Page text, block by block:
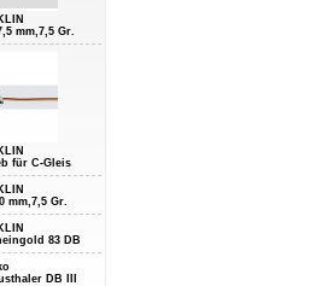
mm,7,5 Gr.
für C-Gleis
mm,7,5 Gr.
83 DB
DB III